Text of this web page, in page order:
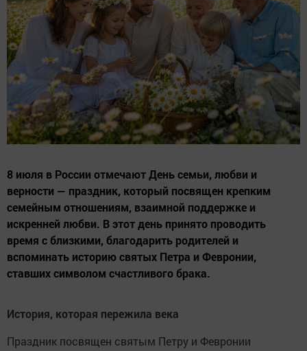
8 июля в России отмечают День семьи, любви и
верности — праздник, который посвящен крепким
семейным отношениям, взаимной поддержке и
искренней любви. В этот день принято проводить
время с близкими, благодарить родителей и
вспоминать историю святых Петра и Февронии,
ставших символом счастливого брака.
История, которая пережила века
Праздник посвящен святым Петру и Февронии